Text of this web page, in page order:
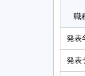
職
発表
発表